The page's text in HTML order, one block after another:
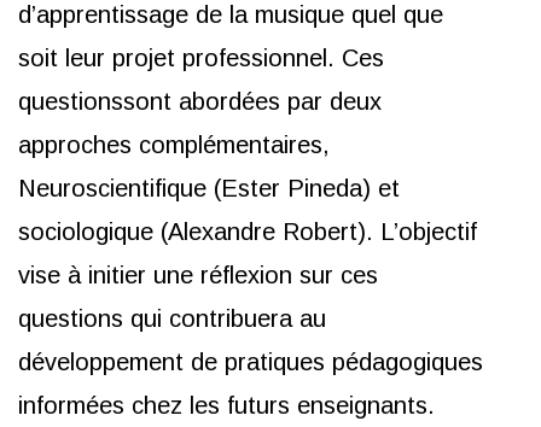
d’apprentissage de la musique quel que
soit leur projet professionnel. Ces
questionssont abordées par deux
approches complémentaires,
Neuroscientifique (Ester Pineda) et
sociologique (Alexandre Robert). L’objectif
vise à initier une réflexion sur ces
questions qui contribuera au
développement de pratiques pédagogiques
informées chez les futurs enseignants.